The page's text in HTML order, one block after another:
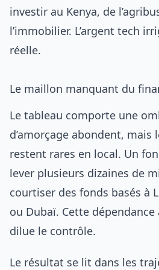
investir au Kenya, de
l’immobilier. L’argent tech
réelle.
Le maillon manquant du
Le tableau comporte une
d’amorçage abondent, mais
restent rares en local. Un
lever plusieurs dizaines de
courtiser des fonds basés à
ou Dubaï. Cette
dilue le contrôle.
Le résultat se lit dans les